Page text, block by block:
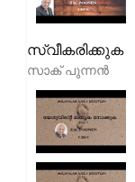
സ്വീകരിക്കുക
സാക് പുന്നൻ